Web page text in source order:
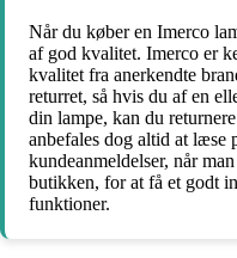
Når du køber en Imerco
af god kvalitet. Imerco er
kvalitet fra anerkendte
returret, så hvis du af en
din lampe, kan du
anbefales dog altid at læse
kundeanmeldelser, når
butikken, for at få et godt
funktioner.